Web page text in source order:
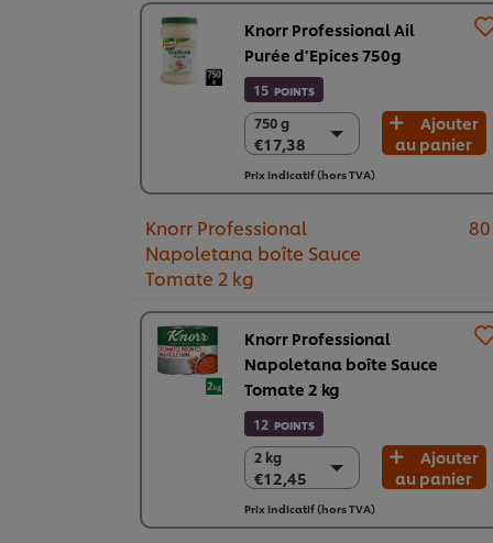
Knorr Professional Ail
Purée d’Epices 750g
15 POINTS
750 g
€17,38
750 g
€17,38
2 x 750g
€34,76
Ajouter
au panier
Prix indicatif (hors TVA)
Knorr Professional
Napoletana boîte Sauce
Tomate 2 kg
Knorr Professional
Napoletana boîte Sauce
Tomate 2 kg
12 POINTS
2 kg
€12,45
2 kg
€12,45
6 x 2 kg
€74,69
Ajouter
au panier
Prix indicatif (hors TVA)